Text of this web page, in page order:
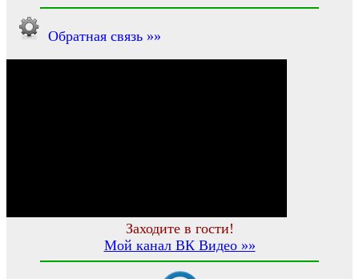
Обратная связь »»
Заходите в гости!
Мой канал ВК Видео »»